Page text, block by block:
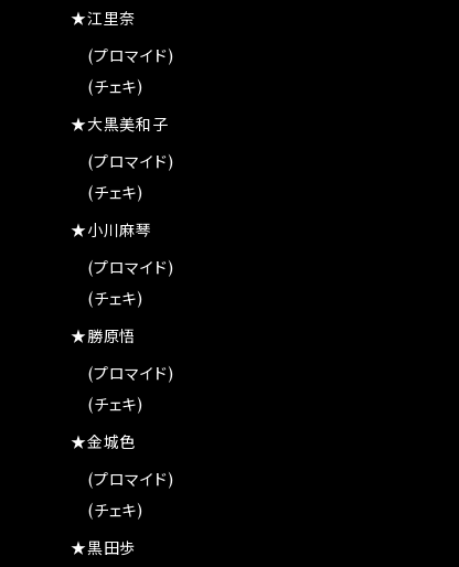
★江里奈
(プロマイド)
(チェキ)
★大黒美和子
(プロマイド)
(チェキ)
★小川麻琴
(プロマイド)
(チェキ)
★勝原悟
(プロマイド)
(チェキ)
★金城色
(プロマイド)
(チェキ)
★黒田歩